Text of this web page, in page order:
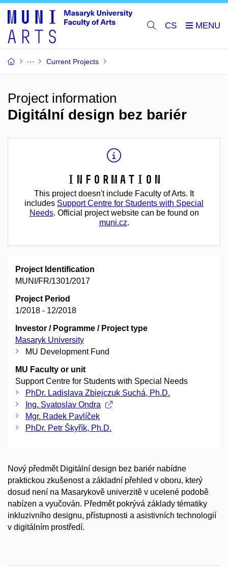
CS
Current Projects
Project information
Digitální design bez bariér
Information
This project doesn't include Faculty of Arts. It
includes Support Centre for Students with Special
Needs. Official project website can be found on
muni.cz.
Project Identification
MUNI/FR/1301/2017
Project Period
1/2018 - 12/2018
Investor / Pogramme / Project type
Masaryk University
MU Development Fund
MU Faculty or unit
Support Centre for Students with Special Needs
PhDr. Ladislava Zbiejczuk Suchá, Ph.D.
Ing. Svatoslav Ondra
Mgr. Radek Pavlíček
PhDr. Petr Škyřík, Ph.D.
Nový předmět Digitální design bez bariér nabídne
praktickou zkušenost a základní přehled v oboru, který
dosud není na Masarykově univerzitě v ucelené podobě
nabízen a vyučován. Předmět pokrývá základy tématiky
inkluzivního designu, přístupnosti a asistivních technologií
v digitálním prostředí.